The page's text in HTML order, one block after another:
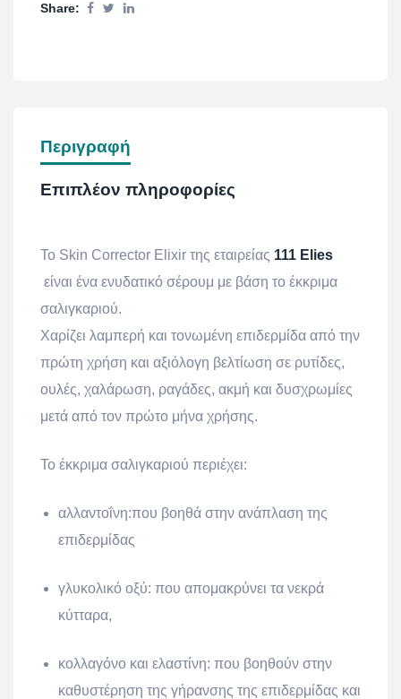
Share:
Περιγραφή
Επιπλέον πληροφορίες
Το Skin Corrector Elixir της εταιρείας 111 Elies
είναι ένα ενυδατικό σέρουμ με βάση το έκκριμα
σαλιγκαριού.
Χαρίζει λαμπερή και τονωμένη επιδερμίδα από την
πρώτη χρήση και αξιόλογη βελτίωση σε ρυτίδες,
ουλές, χαλάρωση, ραγάδες, ακμή και δυσχρωμίες
μετά από τον πρώτο μήνα χρήσης.
Το έκκριμα σαλιγκαριού περιέχει:
αλλαντοΐνη:που βοηθά στην ανάπλαση της
επιδερμίδας
γλυκολικό οξύ: που απομακρύνει τα νεκρά
κύτταρα,
κολλαγόνο και ελαστίνη: που βοηθούν στην
καθυστέρηση της γήρανσης της επιδερμίδας και